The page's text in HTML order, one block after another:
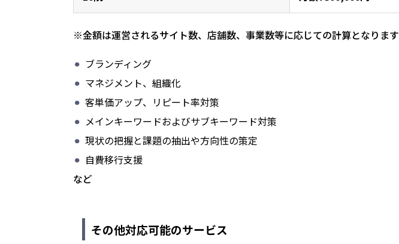
※金額は運営されるサイト数、店舗数、事業数等に応じての計算となります
ブランディング
マネジメント、組織化
客単価アップ、リピート率対策
メインキーワードおよびサブキーワード対策
現状の把握と課題の抽出や方向性の策定
自費移行支援
など
その他対応可能のサービス